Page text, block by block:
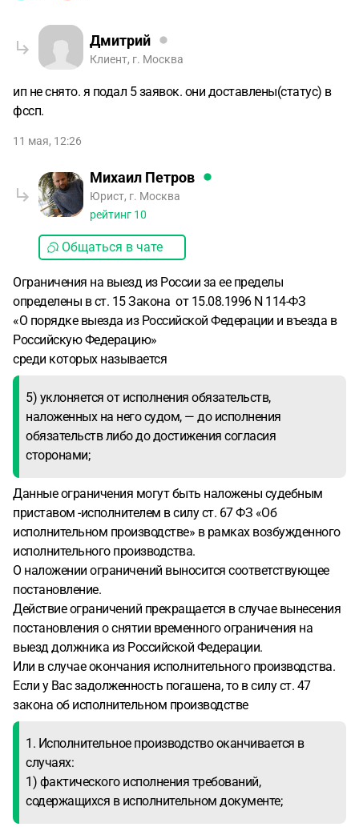
Дмитрий
Клиент, г. Москва
ип не снято. я подал 5 заявок. они доставлены(статус) в
фссп.
11 мая, 12:26
Михаил Петров
Юрист, г. Москва
рейтинг 10
Общаться в чате
Ограничения на выезд из России за ее пределы
определены в ст. 15 Закона от 15.08.1996 N 114-ФЗ
«О порядке выезда из Российской Федерации и въезда в
Российскую Федерацию»
среди которых называется
5) уклоняется от исполнения обязательств,
наложенных на него судом, — до исполнения
обязательств либо до достижения согласия
сторонами;
Данные ограничения могут быть наложены судебным
приставом -исполнителем в силу ст. 67 ФЗ «Об
исполнительном производстве» в рамках возбужденного
исполнительного производства.
О наложении ограничений выносится соответствующее
постановление.
Действие ограничений прекращается в случае вынесения
постановления о снятии временного ограничения на
выезд должника из Российской Федерации.
Или в случае окончания исполнительного производства.
Если у Вас задолженность погашена, то в силу ст. 47
закона об исполнительном производстве
1. Исполнительное производство оканчивается в
случаях:
1) фактического исполнения требований,
содержащихся в исполнительном документе;